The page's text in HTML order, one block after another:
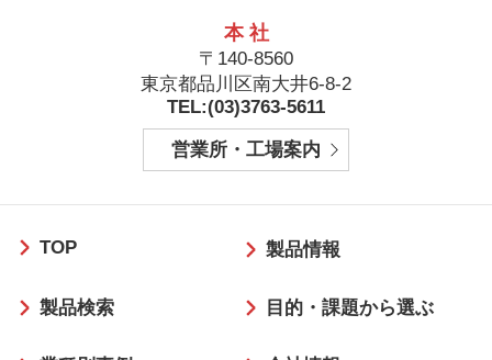
本 社
〒140-8560
東京都品川区南大井6-8-2
TEL:(03)3763-5611
営業所・工場案内
ッ
ー
TOP 製品情報
製品検索 目的・課題から選ぶ